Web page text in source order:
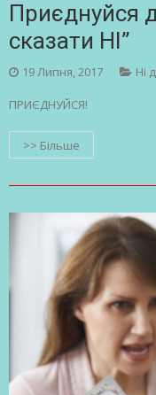
Приєднуйся
сказати НІ”
19 Липня, 2017 Ні
ПРИЄДНУЙСЯ!
>> Більше